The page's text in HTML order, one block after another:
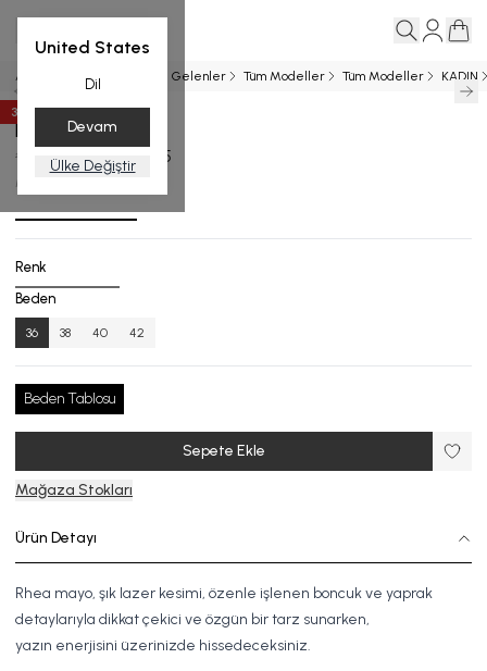
United States
Dil
Devam
Ülke Değiştir
Ana Sayfa MAYO Yeni Gelenler Tüm Modeller Tüm Modeller KADIN
35 %İndirim
RHEA MAYO
₺ 19,999.00 ₺ 12,999.35
M.2756-25_R127_36
Renk
Beden
36 38 40 42
Beden Tablosu
Sepete Ekle
Mağaza Stokları
Ürün Detayı
Rhea mayo, şık lazer kesimi, özenle işlenen boncuk ve yaprak
detaylarıyla dikkat çekici ve özgün bir tarz sunarken,
yazın enerjisini üzerinizde hissedeceksiniz.